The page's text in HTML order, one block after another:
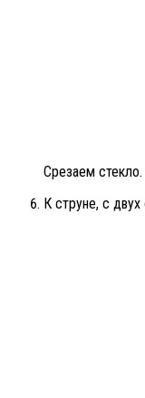
Срезаем стекло.
К струне, с